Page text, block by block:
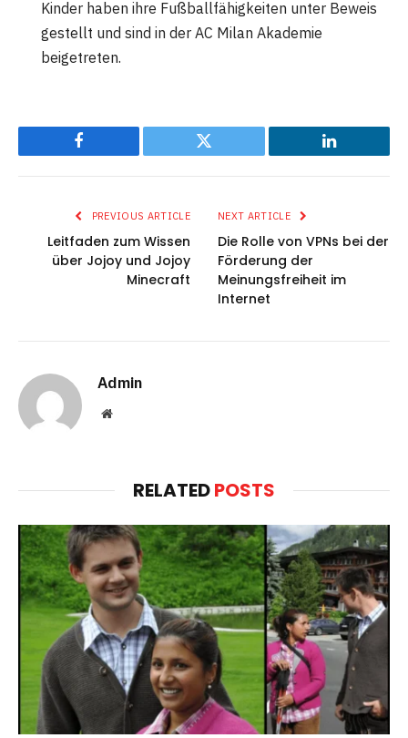
Kinder haben ihre Fußballfähigkeiten unter Beweis
gestellt und sind in der AC Milan Akademie
beigetreten​​.
Facebook Twitter LinkedIn
PREVIOUS ARTICLE
Leitfaden zum Wissen
über Jojoy und Jojoy
Minecraft
NEXT ARTICLE
Die Rolle von VPNs bei der
Förderung der
Meinungsfreiheit im
Internet
Admin
Website
RELATEDPOSTS